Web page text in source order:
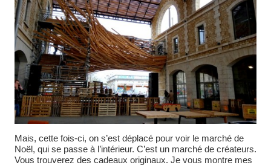
Mais, cette fois-ci, on s’est déplacé pour voir le marché de
Noël, qui se passe à l’intérieur. C’est un marché de créateurs.
Vous trouverez des cadeaux originaux. Je vous montre mes